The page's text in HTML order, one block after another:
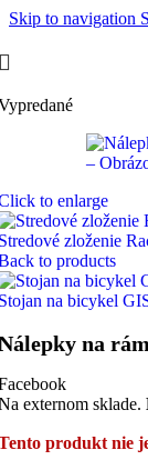
Skip to navigation
to enlarge
zloženie
to products
na bicykel
na
externom sklade.
produkt nie